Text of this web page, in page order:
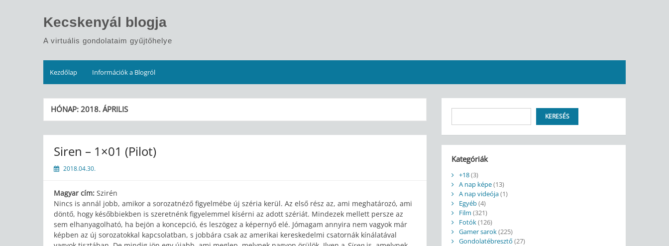
Kecskenyál blogja
A virtuális gondolataim gyűjtőhelye
Kezdőlap Információk a Blogról
HÓNAP:2018. ÁPRILIS
Siren – 1×01 (Pilot)
2018.04.30.
Magyar cím: Szirén
Nincs is annál jobb, amikor a sorozatnéző figyelmébe új széria kerül. Az első rész az, ami meghatározó, ami
döntő, hogy későbbiekben is szeretnénk figyelemmel kísérni az adott szériát. Mindezek mellett persze az
sem elhanyagolható, ha bejön a koncepció, és leszögez a képernyő elé. Jómagam annyira nem vagyok már
képben az új sorozatokkal kapcsolatban, s jobbára csak az amerikai kereskedelmi csatornák kínálatával
KERESÉS
Kategóriák
+18(3)
A nap képe(13)
A nap videója(1)
Egyéb(4)
Film (321)
Fotók(126)
Gamer sarok(225)
Gondolatébresztő (27)